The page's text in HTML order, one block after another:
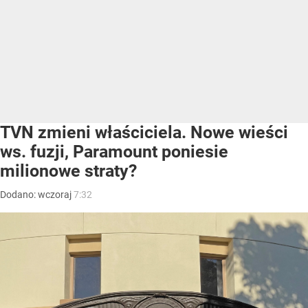
TVN zmieni właściciela. Nowe wieści
ws. fuzji, Paramount poniesie
milionowe straty?
Dodano:wczoraj7:32